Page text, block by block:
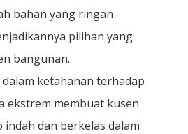
bahan yang ringan
pilihan yang
bangunan.
ketahanan terhadap
ekstrem membuat kusen
dan berkelas dalam